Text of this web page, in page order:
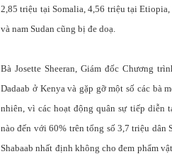
2,85 triệu tại Somalia, 4,56 triệu tại
và nam Sudan cũng bị đe doạ.
Bà Josette Sheeran, Giám đốc Chương
Dadaab ở Kenya và gặp gỡ một số các bà
nhiên, vì các hoạt động quân sự tiếp diễn
nào đến với 60% trên tổng số 3,7 triệu dân
Shabaab nhất định không cho đem phẩm